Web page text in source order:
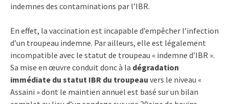
indemnes des contaminations par l’IBR.
En effet, la vaccination est incapable d’empêcher l’infection
d’un troupeau indemne. Par ailleurs, elle est légalement
incompatible avec le statut de troupeau « indemne d’IBR ».
Sa mise en œuvre conduit donc à la dégradation
immédiate du statut IBR du troupeau vers le niveau «
Assaini » dont le maintien annuel est basé sur un bilan